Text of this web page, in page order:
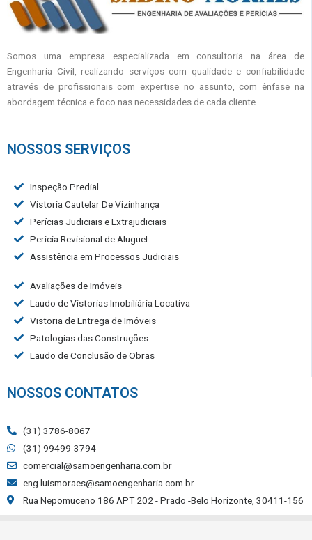
Somos uma empresa especializada em consultoria na área de
Engenharia Civil, realizando serviços com qualidade e confiabilidade
através de profissionais com expertise no assunto, com ênfase na
abordagem técnica e foco nas necessidades de cada cliente.
NOSSOS SERVIÇOS
Inspeção Predial
Vistoria Cautelar De Vizinhança
Perícias Judiciais e Extrajudiciais
Perícia Revisional de Aluguel
Assistência em Processos Judiciais
Avaliações de Imóveis
Laudo de Vistorias Imobiliária Locativa
Vistoria de Entrega de Imóveis
Patologias das Construções
Laudo de Conclusão de Obras
NOSSOS CONTATOS
(31) 3786-8067
(31) 99499-3794
comercial@samoengenharia.com.br
eng.luismoraes@samoengenharia.com.br
Rua Nepomuceno 186 APT 202 - Prado -Belo Horizonte, 30411-156